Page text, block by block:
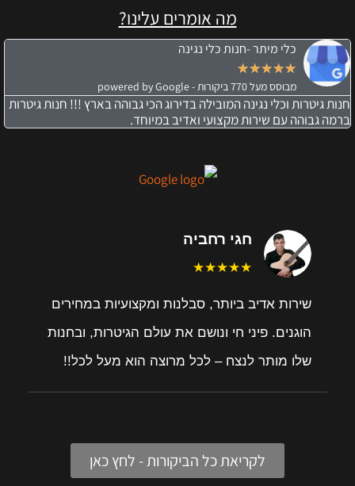
מה אומרים עלינו?
כלי מיתר -חנות כלי נגינה
★
★
★
★
★
מבוסס מעל 770 ביקורות - powered by Google
חנות גיטרות וכלי נגינה המובילה בדירוג הכי גבוהה בארץ !!! חנות גיטרות
ברמה גבוהה עם שירות מקצועי ואדיב במיוחד.
חגי רחביה
★★★★★
שירות אדיב ביותר, סבלנות ומקצועיות במחירים
הוגנים. פיני חי ונושם את עולם הגיטרות, ובחנות
שלו מותר לנצח – לכל מרוצה הוא מעל לכל!!
לקריאת כל הביקורות - לחץ כאן